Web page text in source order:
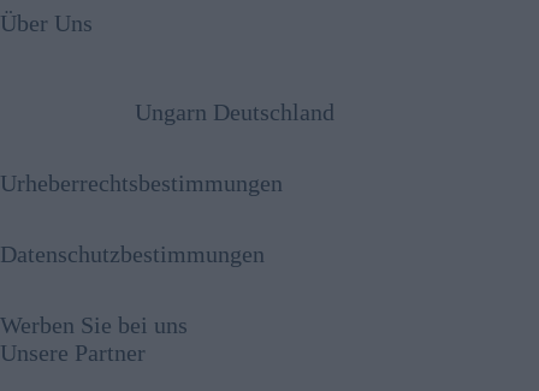
Über Uns
Ungarn Deutschland
Urheberrechtsbestimmungen
Datenschutzbestimmungen
Werben Sie bei uns
Unsere Partner